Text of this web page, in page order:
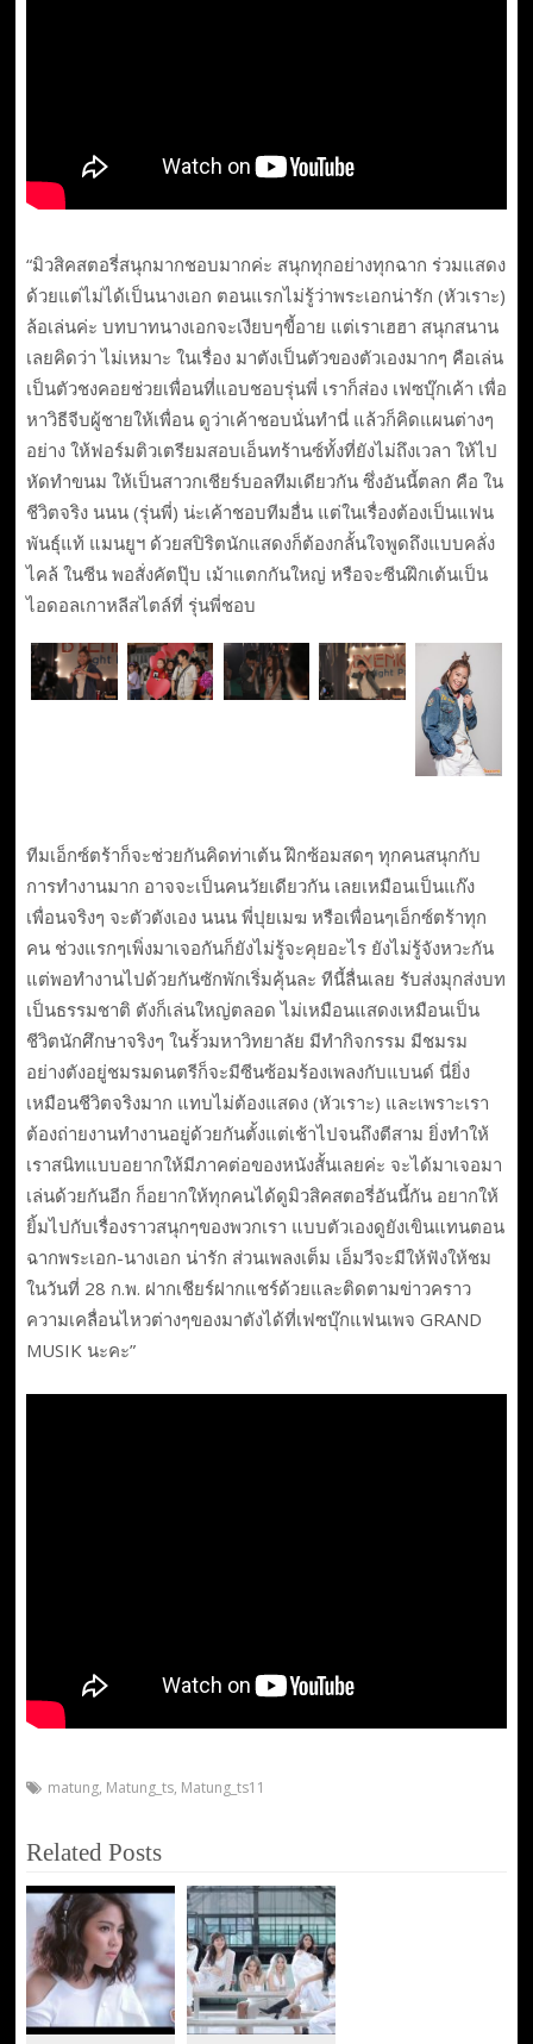
“มิวสิคสตอรี่สนุกมากชอบมากค่ะ สนุกทุกอย่างทุกฉาก ร่วมแสดง
ด้วยแต่ไม่ได้เป็นนางเอก ตอนแรกไม่รู้ว่าพระเอกน่ารัก (หัวเราะ)
ล้อเล่นค่ะ บทบาทนางเอกจะเงียบๆขี้อาย แต่เราเฮฮา สนุกสนาน
เลยคิดว่า ไม่เหมาะ ในเรื่อง มาตังเป็นตัวของตัวเองมากๆ คือเล่น
เป็นตัวชงคอยช่วยเพื่อนที่แอบชอบรุ่นพี่ เราก็ส่อง เฟซบุ๊กเค้า เพื่อ
หาวิธีจีบผู้ชายให้เพื่อน ดูว่าเค้าชอบนั่นทำนี่ แล้วก็คิดแผนต่างๆ
อย่าง ให้ฟอร์มติวเตรียมสอบเอ็นทร้านซ์ทั้งที่ยังไม่ถึงเวลา ให้ไป
หัดทำขนม ให้เป็นสาวกเชียร์บอลทีมเดียวกัน ซึ่งอันนี้ตลก คือ ใน
ชีวิตจริง นนน (รุ่นพี่) น่ะเค้าชอบทีมอื่น แต่ในเรื่องต้องเป็นแฟน
พันธุ์แท้ แมนยูฯ ด้วยสปิริตนักแสดงก็ต้องกลั้นใจพูดถึงแบบคลั่ง
ไคล้ ในซีน พอสั่งคัตปุ๊บ เม้าแตกกันใหญ่ หรือจะซีนฝึกเต้นเป็น
ไอดอลเกาหลีสไตล์ที่ รุ่นพี่ชอบ
ทีมเอ็กซ์ตร้าก็จะช่วยกันคิดท่าเต้น ฝึกซ้อมสดๆ ทุกคนสนุกกับ
การทำงานมาก อาจจะเป็นคนวัยเดียวกัน เลยเหมือนเป็นแก๊ง
เพื่อนจริงๆ จะตัวตังเอง นนน พี่ปุยเมฆ หรือเพื่อนๆเอ็กซ์ตร้าทุก
คน ช่วงแรกๆเพิ่งมาเจอกันก็ยังไม่รู้จะคุยอะไร ยังไม่รู้จังหวะกัน
แต่พอทำงานไปด้วยกันซักพักเริ่มคุ้นละ ทีนี้ลื่นเลย รับส่งมุกส่งบท
เป็นธรรมชาติ ตังก็เล่นใหญ่ตลอด ไม่เหมือนแสดงเหมือนเป็น
ชีวิตนักศึกษาจริงๆ ในรั้วมหาวิทยาลัย มีทำกิจกรรม มีชมรม
อย่างตังอยู่ชมรมดนตรีก็จะมีซีนซ้อมร้องเพลงกับแบนด์ นี่ยิ่ง
เหมือนชีวิตจริงมาก แทบไม่ต้องแสดง (หัวเราะ) และเพราะเรา
ต้องถ่ายงานทำงานอยู่ด้วยกันตั้งแต่เช้าไปจนถึงตีสาม ยิ่งทำให้
เราสนิทแบบอยากให้มีภาคต่อของหนังสั้นเลยค่ะ จะได้มาเจอมา
เล่นด้วยกันอีก ก็อยากให้ทุกคนได้ดูมิวสิคสตอรี่อันนี้กัน อยากให้
ยิ้มไปกับเรื่องราวสนุกๆของพวกเรา แบบตัวเองดูยังเขินแทนตอน
ฉากพระเอก-นางเอก น่ารัก ส่วนเพลงเต็ม เอ็มวีจะมีให้ฟังให้ชม
ในวันที่ 28 ก.พ. ฝากเชียร์ฝากแชร์ด้วยและติดตามข่าวคราว
ความเคลื่อนไหวต่างๆของมาตังได้ที่เฟซบุ๊กแฟนเพจ GRAND
MUSIK นะคะ”
matung, Matung_ts, Matung_ts11
Related Posts